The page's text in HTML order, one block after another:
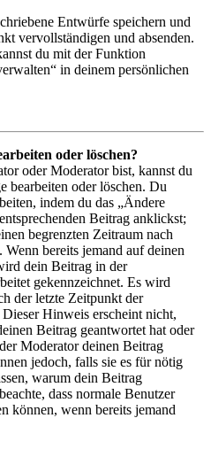
Entwürfe speichern und
vervollständigen und absenden.
du mit der Funktion
in deinem persönlichen
oder löschen?
oder Moderator bist, kannst du
bearbeiten oder löschen. Du
indem du das „Ändere
Beitrag anklickst;
begrenzten Zeitraum nach
bereits jemand auf deinen
dein Beitrag in der
gekennzeichnet. Es wird
der letzte Zeitpunkt der
Hinweis erscheint nicht,
Beitrag geantwortet hat oder
Moderator deinen Beitrag
jedoch, falls sie es für nötig
warum dein Beitrag
dass normale Benutzer
können, wenn bereits jemand